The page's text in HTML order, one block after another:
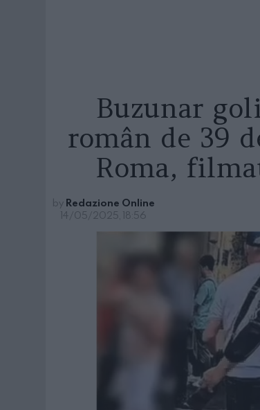
Buzunar
român de 39
Roma,
by Redazione Online
14/05/2025, 18:56